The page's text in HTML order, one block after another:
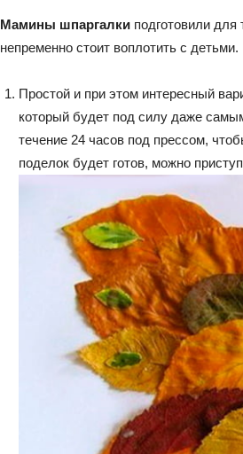
Мамины шпаргалки подготовили для
непременно стоит воплотить с детьми.
Простой и при этом интересный
который будет под силу даже
течение 24 часов под прессом,
поделок будет готов, можно